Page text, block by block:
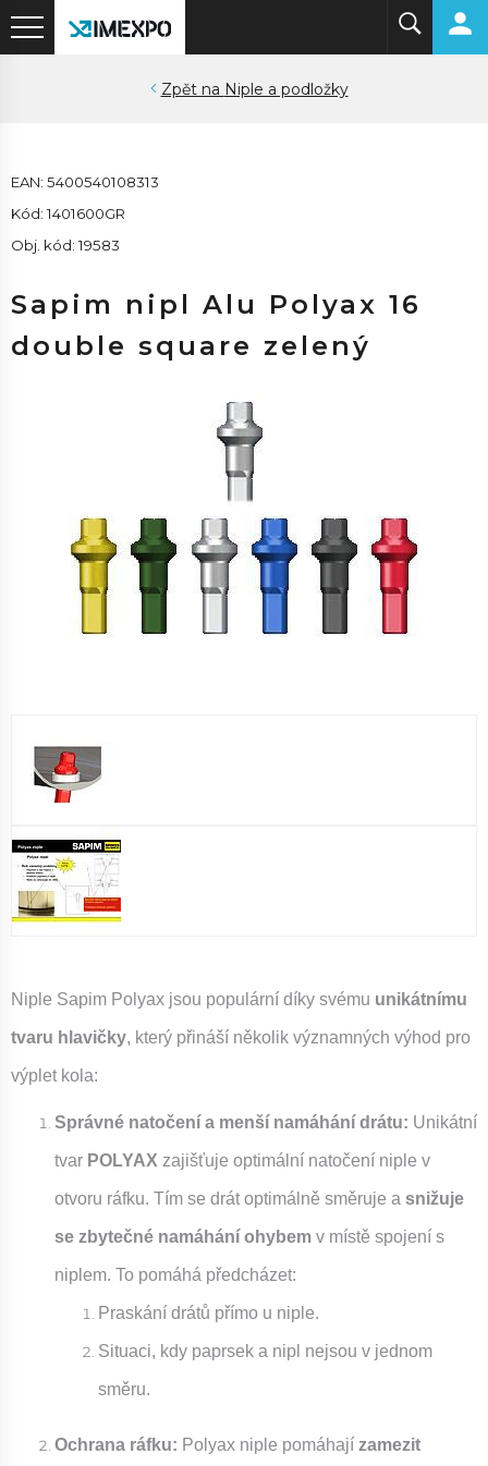
Niple a podložky
EAN: 5400540108313
Kód: 1401600GR
Obj. kód: 19583
Sapim nipl Alu Polyax 16
double square zelený
Niple Sapim Polyax jsou populární díky svému unikátnímu
tvaru hlavičky, který přináší několik významných výhod pro
výplet kola:
Správné natočení a menší namáhání drátu: Unikátní
tvar POLYAX zajišťuje optimální natočení niple v
otvoru ráfku. Tím se drát optimálně směruje a snižuje
se zbytečné namáhání ohybem v místě spojení s
niplem. To pomáhá předcházet:
Praskání drátů přímo u niple.
Situaci, kdy paprsek a nipl nejsou v jednom
směru.
Ochrana ráfku: Polyax niple pomáhají zamezit